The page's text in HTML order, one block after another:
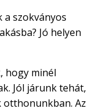
a szokványos
Jó helyen
hogy minél
Jól járunk tehát,
otthonunkban. Az